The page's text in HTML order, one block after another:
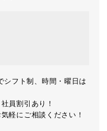
フト制、時間・曜日は
員割引あり！
軽にご相談ください！